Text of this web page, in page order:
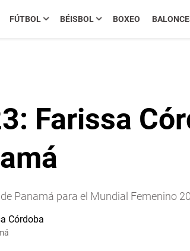
FÚTBOL BÉISBOL BOXEO
Farissa
Panamá para el Mundial Femenino